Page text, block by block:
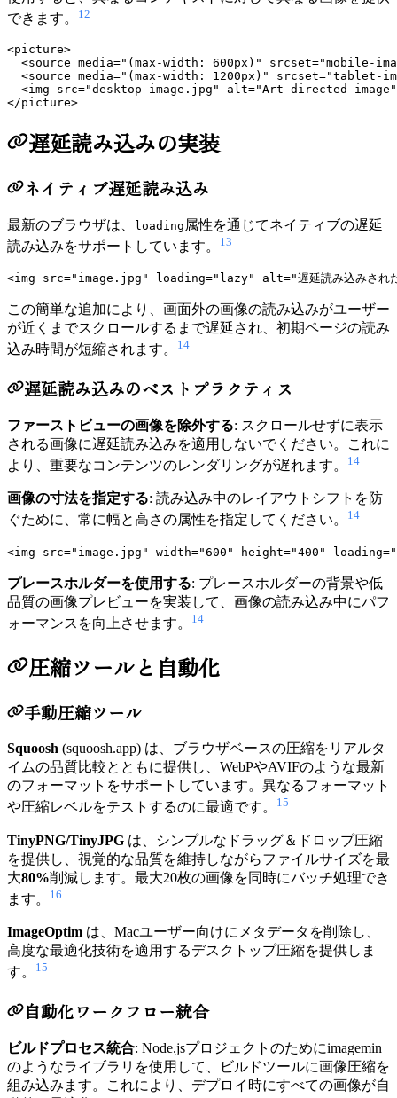
できます。
12
<picture>
<source media="(max-width: 600px)" srcset="mobile-
<source media="(max-width: 1200px)" srcset="tablet-
<img src="desktop-image.jpg" alt="Art directed
遅延読み込みの実装
ネイティブ遅延読み込み
最新のブラウザは、 loading 属性を通じてネイティブの遅延
読み込みをサポートしています。
13
この簡単な追加により、画面外の画像の読み込みがユーザー
が近くまでスクロールするまで遅延され、初期ページの読み
込み時間が短縮されます。
14
遅延読み込みのベストプラクティス
ファーストビューの画像を除外する: スクロールせずに表示
される画像に遅延読み込みを適用しないでください。これに
より、重要なコンテンツのレンダリングが遅れます。
14
画像の寸法を指定する: 読み込み中のレイアウトシフトを防
ぐために、常に幅と高さの属性を指定してください。
14
プレースホルダーを使用する: プレースホルダーの背景や低
品質の画像プレビューを実装して、画像の読み込み中にパフ
ォーマンスを向上させます。
14
圧縮ツールと自動化
手動圧縮ツール
Squoosh (squoosh.app) は、ブラウザベースの圧縮をリアルタ
イムの品質比較とともに提供し、WebPやAVIFのような最新
のフォーマットをサポートしています。異なるフォーマット
や圧縮レベルをテストするのに最適です。
15
TinyPNG/TinyJPG は、シンプルなドラッグ＆ドロップ圧縮
を提供し、視覚的な品質を維持しながらファイルサイズを最
大80%削減します。最大20枚の画像を同時にバッチ処理でき
ます。
16
ImageOptim は、Macユーザー向けにメタデータを削除し、
高度な最適化技術を適用するデスクトップ圧縮を提供しま
す。
15
自動化ワークフロー統合
ビルドプロセス統合: Node.jsプロジェクトのためにimagemin
のようなライブラリを使用して、ビルドツールに画像圧縮を
組み込みます。これにより、デプロイ時にすべての画像が自